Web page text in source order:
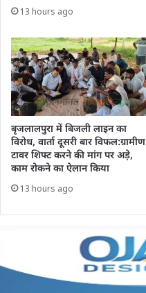
13 hours ago
बृजलालपुरा में बिजली लाइन का
विरोध, वार्ता दूसरी बार विफल:ग्रामीण
टावर शिफ्ट करने की मांग पर अड़े,
काम रोकने का ऐलान किया
13 hours ago